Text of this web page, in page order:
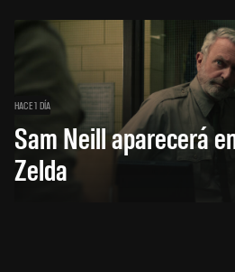
HACE 1 DÍA
Sam Neill aparecerá
Zelda